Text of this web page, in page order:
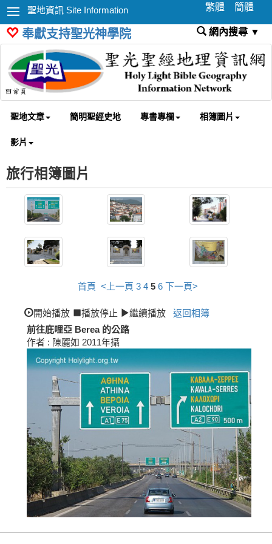
聖地資訊 Site Information 繁體 簡體
奉獻支持聖光神學院 網內搜尋 ▼
聖地文章 簡明聖經史地 專書專欄 相簿圖片
影片
旅行相簿圖片
首頁 <上一頁 3 4 5 6 下一頁>
開始播放 播放停止 繼續播放
返回相簿
前往庇哩亞 Berea 的公路
作者 : 陳麗如 2011年攝